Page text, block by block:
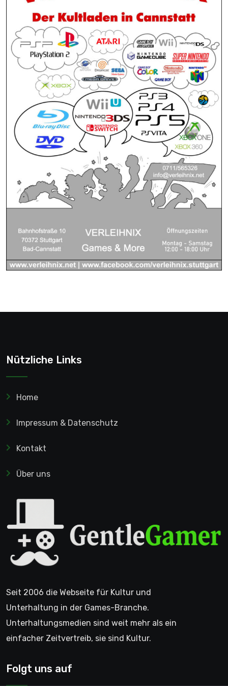
Nützliche Links
Home
Impressum & Datenschutz
Kontakt
Über uns
Seit 2006 die Webseite für Kultur und
Unterhaltung in der Games-Branche.
Unterhaltungsmedien sind weit mehr als ein
einfacher Zeitvertreib, sie sind Kultur.
Folgt uns auf